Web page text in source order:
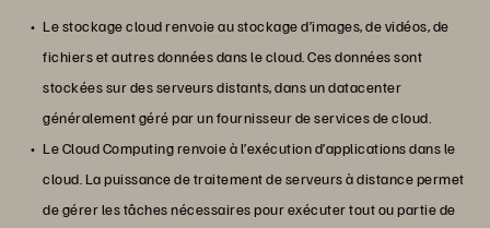
Le stockage cloud renvoie au stockage d’images, de vidéos, de
fichiers et autres données dans le cloud. Ces données sont
stockées sur des serveurs distants, dans un datacenter
généralement géré par un fournisseur de services de cloud.
Le Cloud Computing renvoie à l’exécution d’applications dans le
cloud. La puissance de traitement de serveurs à distance permet
de gérer les tâches nécessaires pour exécuter tout ou partie de